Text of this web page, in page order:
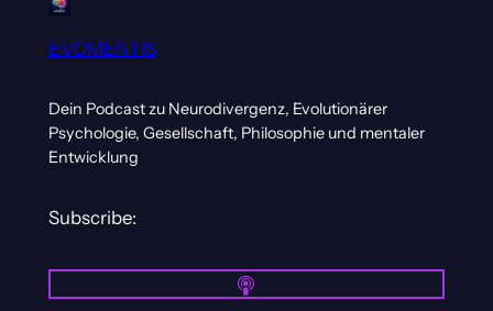
EVOMENTIS
Dein Podcast zu Neurodivergenz, Evolutionärer
Psychologie, Gesellschaft, Philosophie und mentaler
Entwicklung
Subscribe: